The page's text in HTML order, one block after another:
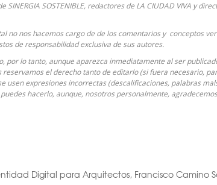
SINERGIA SOSTENIBLE, redactores de LA CIUDAD VIVAy
no nos hacemos cargo de de los comentarios y conceptos
de responsabilidad exclusiva de sus autores.
por lo tanto, aunque aparezca inmediatamente al ser
el derecho tanto de editarlo (si fuera necesario,
usen expresiones incorrectas (descalificaciones, palabras
hacerlo, aunque, nosotros personalmente,
Digital para Arquitectos, Francisco Camino